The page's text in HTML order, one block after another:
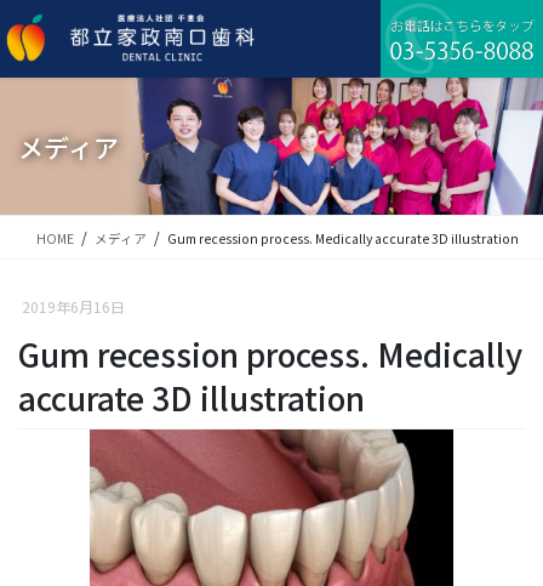
ン
テ
ビ
ゲ
移
メディア
HOME メディア Gum recession process. Medically accurate 3D illustration
2019年6月16日
Gum recession process. Medically
accurate 3D illustration